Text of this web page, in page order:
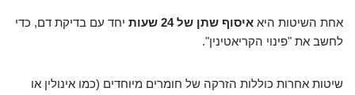
אחת השיטות היא איסוף שתן של 24 שעות
יחד עם בדיקת דם, כדי
לחשב את "פינוי הקריאטינין".
שיטות אחרות כוללות הזרקה של חומרים מיוחדים (כמו אינולין או